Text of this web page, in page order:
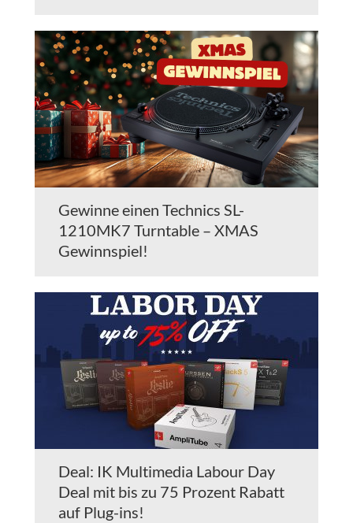
Gewinne einen Technics SL-
1210MK7 Turntable – XMAS
Gewinnspiel!
Deal: IK Multimedia Labour Day
Deal mit bis zu 75 Prozent Rabatt
auf Plug-ins!